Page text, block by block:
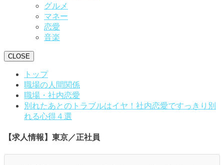
グルメ
マネー
恋愛
音楽
CLOSE
トップ
職場の人間関係
職場・社内恋愛
別れたあとのトラブルはイヤ！社内恋愛ですっきり別
れる心得４選
【求人情報】東京／正社員